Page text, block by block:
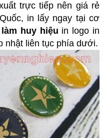
trực tiếp nên giá rẻ
in lấy ngay tại cơ
làm huy hiệu in logo in
nhật liên tục phía dưới.